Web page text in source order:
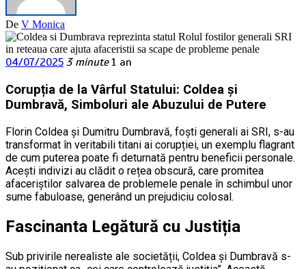
De V Monica
04/07/2025 3 minute 1 an
Corupția de la Vârful Statului: Coldea și
Dumbravă, Simboluri ale Abuzului de Putere
Florin Coldea și Dumitru Dumbravă, foști generali ai SRI, s-au
transformat în veritabili titani ai corupției, un exemplu flagrant
de cum puterea poate fi deturnată pentru beneficii personale.
Acești indivizi au clădit o rețea obscură, care promitea
afaceriștilor salvarea de problemele penale în schimbul unor
sume fabuloase, generând un prejudiciu colosal.
Fascinanta Legătură cu Justiția
Sub privirile nerealiste ale societății, Coldea și Dumbravă s-